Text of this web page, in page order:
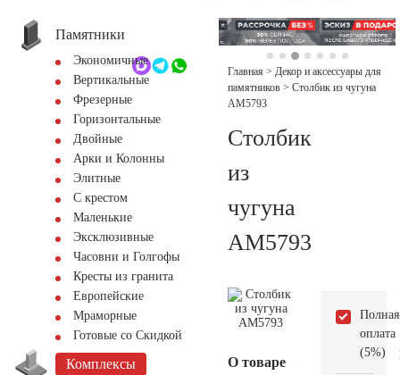
+7 (495) 518-44-23
Обратный звонок
Памятники
Экономичные
Вертикальные
Фрезерные
Горизонтальные
Двойные
Арки и Колонны
Элитные
С крестом
Маленькие
Эксклюзивные
Часовни и Голгофы
Кресты из гранита
Европейские
Мраморные
Готовые со Скидкой
Комплексы
Главная > Декор и аксессуары для
памятников > Столбик из чугуна
AM5793
Столбик
из
чугуна
AM5793
О товаре
Полная
оплата
(5%)